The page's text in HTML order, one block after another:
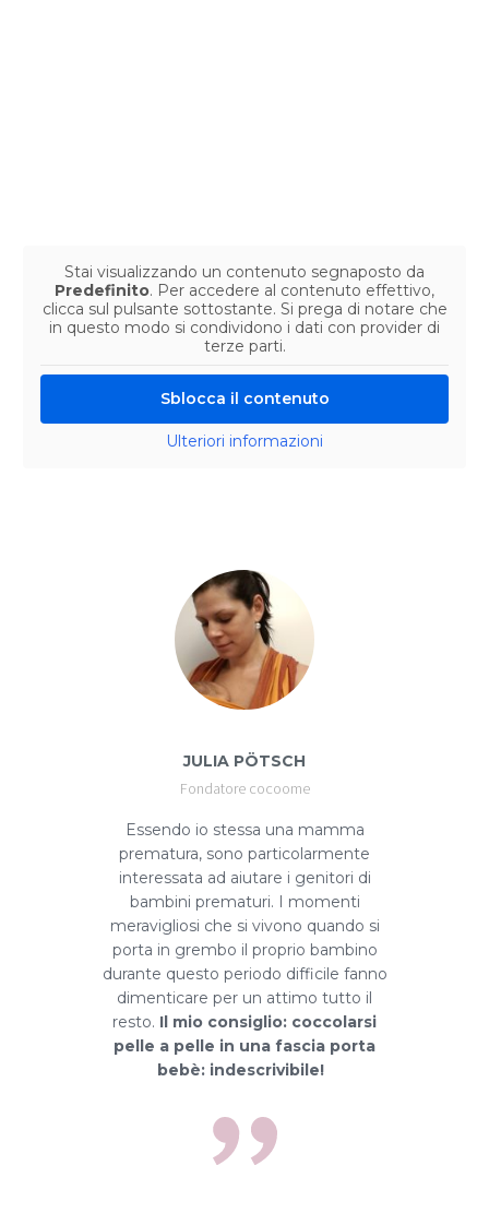
Stai visualizzando un contenuto segnaposto da
Predefinito. Per accedere al contenuto effettivo,
clicca sul pulsante sottostante. Si prega di notare che
in questo modo si condividono i dati con provider di
terze parti.
Sblocca il contenuto
Ulteriori informazioni
JULIA PÖTSCH
Fondatore cocoome
Essendo io stessa una mamma
prematura, sono particolarmente
interessata ad aiutare i genitori di
bambini prematuri. I momenti
meravigliosi che si vivono quando si
porta in grembo il proprio bambino
durante questo periodo difficile fanno
dimenticare per un attimo tutto il
resto. Il mio consiglio: coccolarsi
pelle a pelle in una fascia porta
bebè: indescrivibile!